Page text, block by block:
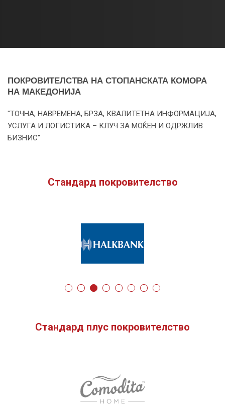
ПОКРОВИТЕЛСТВА НА СТОПАНСКАТА КОМОРА
НА МАКЕДОНИЈА
"ТОЧНА, НАВРЕМЕНА, БРЗА, КВАЛИТЕТНА ИНФОРМАЦИЈА,
УСЛУГА И ЛОГИСТИКА – КЛУЧ ЗА МОЌЕН И ОДРЖЛИВ
БИЗНИС"
Стандард покровителство
Стандард плус покровителство